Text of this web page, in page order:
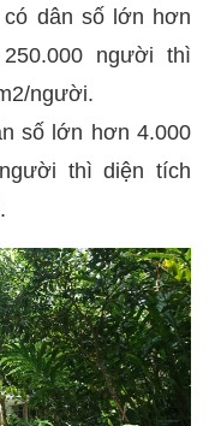
dân số lớn hơn
người thì
người.
số lớn hơn 4.000
thì diện tích